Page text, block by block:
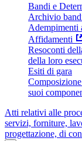
Bandi e
Archivio
Adempimenti
Affidamenti
Resoconti
della loro
Esiti di gara
suoi
Atti relativi alle
servizi, forniture,
progettazione, di